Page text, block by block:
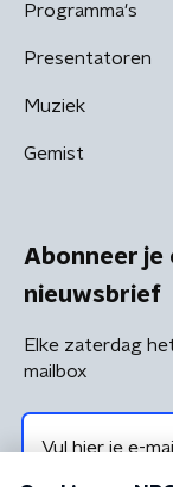
Programma's
Presentatoren
Muziek
Gemist
Abonneer je
nieuwsbrief
Elke zaterdag
mailbox